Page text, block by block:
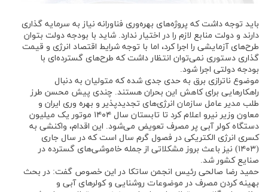
باید توجه داشت که پروژه‌های بهره‌وری فناورانه نیاز به سرمایه گذاری
دارند و دولت منابع لازم را در اختیار ندارد. شاید با بودجه دولت بتوان
طرح‌های آزمایشی را اجرا کرد، اما با توجه شرایط اقتصاد انرژی و قیمت
گذاری دستوری نمی‌توان انتظار داشت که طرح‌های گسترده‌ای با
بودجه دولتی اجرا شود.
موضوع ناترازی برق به حدی جدی شده که متولیان به دنبال
راهکارهایی برای کاهش این بحران هستند. چندی پیش محسن طرز
طلب مدیر عامل سازمان انرژی‌های تجدیدپذیر و بهره وری ایران و
معاون وزیر نیرو اعلام کرد تا تابستان سال ۱۴۰۴ موتور یک میلیون
دستگاه کولر آبی پر مصرف تعویض می‌شود. این اقدام، واکنشی به
کسری انرژی الکتریکی در فصول گرم سال است که در سال جاری
(۱۴۰۳) نیز باعث بروز مشکلاتی از جمله خاموشی‌های گسترده در
صنایع کشور شد.
حمید رضا صالحی رئیس انجمن ساتکا در این خصوص گفت: در بحث
بهینه کردن مصرف در موضوعات روشنایی و کولر‌های آبی و